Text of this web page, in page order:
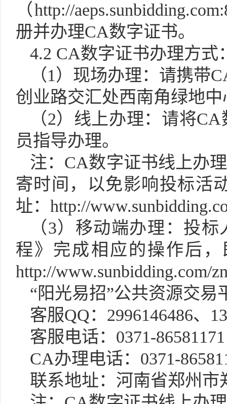
（http://
册并办理CA数字证书。
4.2 CA数字证书办理方式
（1）现场办理：请携带
创业路交汇处西南角绿地
（2）线上办理：请将
员指导办理。
注： CA数字证书线上办
寄时间，以免影响投标活
址：http://
（3）移动端办理：投
程》完成相应的操作后
http://www.sunbidding.com/
“阳光易招”公共资源交易
客服QQ：2996146486、
客服电话： 0371-
CA办理电话：0371-
联系地址：河南省郑州